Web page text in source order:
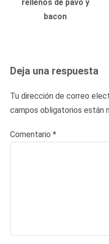
rellenos de pavo y
bacon
Deja una respuesta
Tu dirección de correo
campos obligatorios están
Comentario *